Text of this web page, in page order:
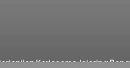
Kerjasama Jejaring